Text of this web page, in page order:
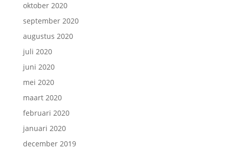
oktober 2020
september 2020
augustus 2020
juli 2020
juni 2020
mei 2020
maart 2020
februari 2020
januari 2020
december 2019